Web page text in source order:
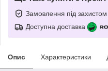
Замовлення під захистом
Доступна доставка
Опис Характеристики